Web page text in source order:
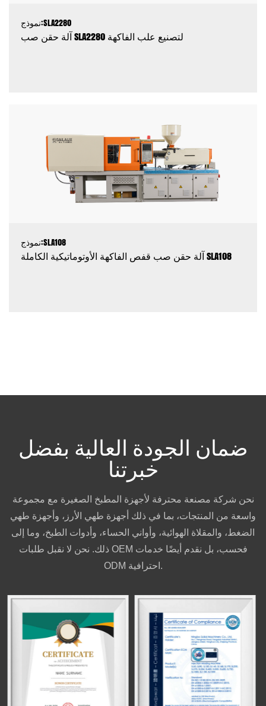
نموذج:SLA2280
آلة حقن صب SLA2280 لتصنيع علب الفاكهة
نموذج:SLA108
آلة حقن صب قفص الفاكهة الأوتوماتيكية الكاملة SLA108
ضمان الجودة العالية بفضل
خبرتنا
نحن شركة مصنعة محترفة لأجهزة المطبخ الصغيرة مع مجموعة
واسعة من المنتجات، بما في ذلك أجهزة طهي الأرز، وأجهزة طهي
الضغط، والمقلاة الهوائية، وأواني الحساء، وأدوات الطبخ، وما إلى
ذلك. نحن لا نقبل طلبات OEM فحسب، بل نقدم أيضًا خدمات
ODM احترافية.